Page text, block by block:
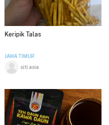
Keripik Talas
JAWA TIMUR
siti asia